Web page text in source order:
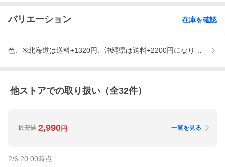
バリエーション 在庫を確認
色、※北海道は送料+1320円、沖縄県は送料+2200円になります。
他ストアでの取り扱い（全32件）
最安値 2,990円 一覧を見る
2/6 20:00時点